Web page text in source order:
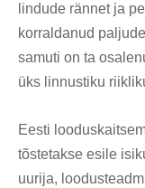
lindude rännet ja
korraldanud
samuti on ta
üks linnustiku
Eesti
tõstetakse esile
uurija,